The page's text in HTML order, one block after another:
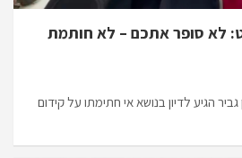
לא סופר אתכם – לא חותמת
הגיע לדיון בנושא אי חתימתו על קידום